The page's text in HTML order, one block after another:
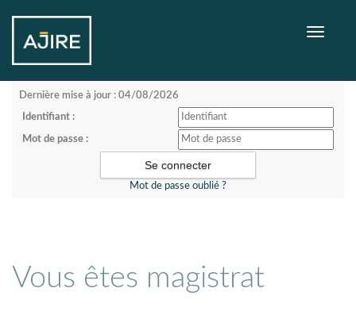
Toggle
Dernière mise à jour : 04/08/2026
Identifiant :
Mot de passe :
Mot de passe oublié ?
Vous êtes magistrat